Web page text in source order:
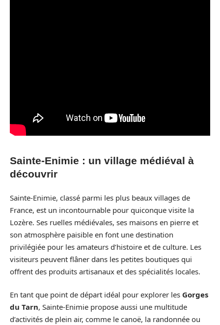
Sainte-Enimie : un village médiéval à
découvrir
Sainte-Enimie, classé parmi les plus beaux villages de
France, est un incontournable pour quiconque visite la
Lozère. Ses ruelles médiévales, ses maisons en pierre et
son atmosphère paisible en font une destination
privilégiée pour les amateurs d’histoire et de culture. Les
visiteurs peuvent flâner dans les petites boutiques qui
offrent des produits artisanaux et des spécialités locales.
En tant que point de départ idéal pour explorer les Gorges
du Tarn, Sainte-Enimie propose aussi une multitude
d’activités de plein air, comme le canoë, la randonnée ou